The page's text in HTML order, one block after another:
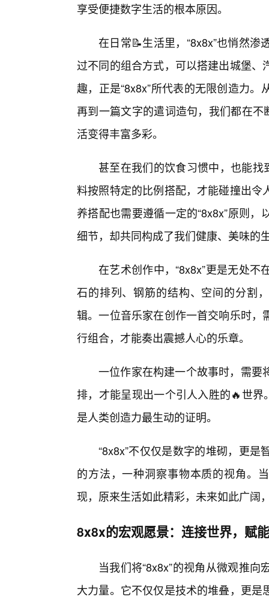
享受便捷数字生活的根本原因。
在日常📝生活里，“8x8x”也悄然
过不同的组合方式，可以搭建出城堡
趣，正是“8x8x”所代表的无限创造力
再到一篇文字的遣词造句，我们都在不
活变得丰富多彩。
甚至在我们的饮食习惯中，也能找
料按照特定的比例搭配，才能碰撞出
养搭配也需要遵循一定的“8x8x”原则
细节，却共同构成了我们健康、美味的
在艺术创作中，“8x8x”更是无处
石的排列、钢筋的结构、空间的分割
辑。一位音乐家在创作一首交响乐时
行组合，才能奏出震撼人心的乐章。
一位作家在构建一个故事时，需要
排，才能呈现出一个引人入胜的🔥世界
是人类创造力最生动的证明。
“8x8x”不仅仅是数字的堆砌，更
的方法，一种洞察事物本质的视角。
现，原来生活如此精彩，未来如此广阔
8x8x的宏观愿景：连接世界，赋
当我们将“8x8x”的视角从微观推
大力量。它不仅仅是技术的堆叠，更